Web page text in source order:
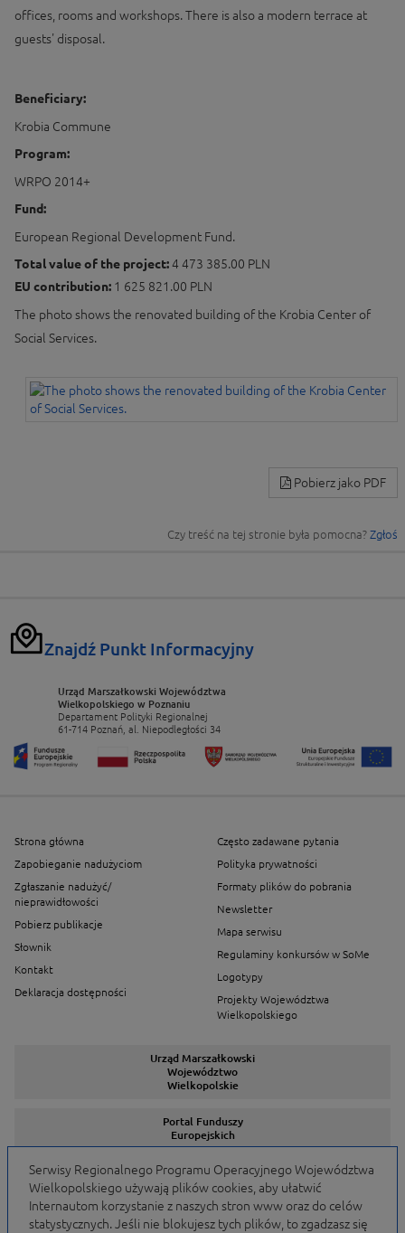
offices, rooms and workshops. There is also a modern terrace at
guests' disposal.
Beneficiary:
Krobia Commune
Program:
WRPO 2014+
Fund:
European Regional Development Fund.
Total value of the project:4 473 385.00 PLN
EU contribution: 1 625 821.00 PLN
The photo shows the renovated building of the Krobia Center of
Social Services.
Pobierz jako PDF
Czy treść na tej stronie była pomocna? Zgłoś
Znajdź Punkt Informacyjny
Urząd Marszałkowski Województwa
Wielkopolskiego w Poznaniu
Departament Polityki Regionalnej
61-714 Poznań, al. Niepodległości 34
Strona główna
Zapobieganie nadużyciom
Zgłaszanie nadużyć/
nieprawidłowości
Pobierz publikacje
Słownik
Kontakt
Deklaracja dostępności
Często zadawane pytania
Polityka prywatności
Formaty plików do pobrania
Newsletter
Mapa serwisu
Regulaminy konkursów w SoMe
Logotypy
Projekty Województwa
Wielkopolskiego
Urząd Marszałkowski
Województwo
Wielkopolskie
Portal Funduszy
Europejskich
Serwisy Programów
Serwisy Regionalnego Programu Operacyjnego Województwa
Wielkopolskiego używają plików cookies, aby ułatwić
Internautom korzystanie z naszych stron www oraz do celów
statystycznych. Jeśli nie blokujesz tych plików, to zgadzasz się